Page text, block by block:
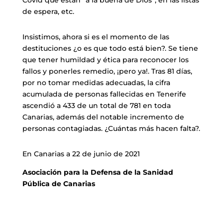
de espera, etc.
Insistimos, ahora si es el momento de las
destituciones ¿o es que todo está bien?. Se tiene
que tener humildad y ética para reconocer los
fallos y ponerles remedio, ¡pero ya!. Tras 81 días,
por no tomar medidas adecuadas, la cifra
acumulada de personas fallecidas en Tenerife
ascendió a 433 de un total de 781 en toda
Canarias, además del notable incremento de
personas contagiadas. ¿Cuántas más hacen falta?.
En Canarias a 22 de junio de 2021
Asociación para la Defensa de la Sanidad
Pública de Canarias